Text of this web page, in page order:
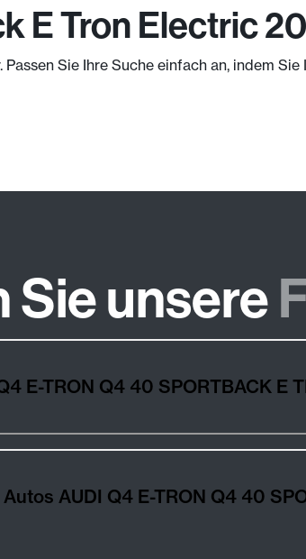
E Tron Electric
Sie Ihre Suche einfach an, indem
unsere
E-TRON Q4 40 SPORTBACK E
AUDI Q4 E-TRON Q4 40